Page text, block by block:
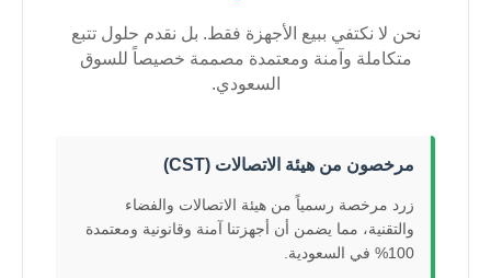
نحن لا نكتفي ببيع الأجهزة فقط. بل نقدم حلول تتبع
متكاملة وآمنة ومعتمدة مصممة خصيصاً للسوق
السعودي.
مرخصون من هيئة الاتصالات (CST)
زرد مرخصة رسمياً من هيئة الاتصالات والفضاء
والتقنية، مما يضمن أن أجهزتنا آمنة وقانونية ومعتمدة
100% في السعودية.